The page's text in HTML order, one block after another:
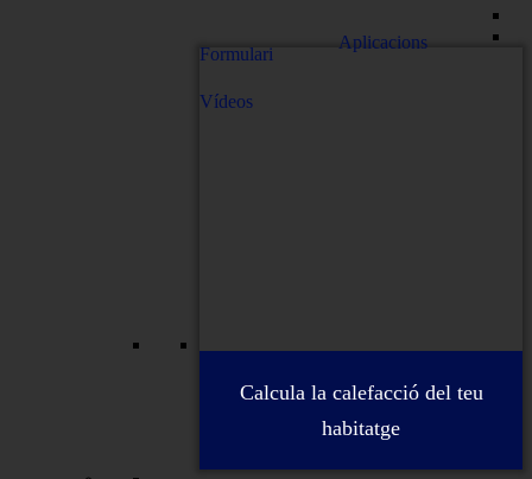
Formulari
Aplicacions
Vídeos
Calcula la calefacció del teu
habitatge